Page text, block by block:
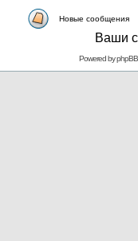
Новые сообщения
Ваши
Powered byphpBB